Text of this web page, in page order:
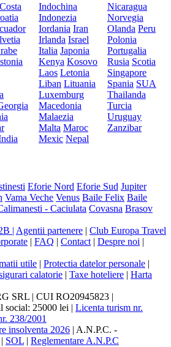
Costa
Indochina
Indonezia
Iordania Iran
Irlanda Israel
Italia Japonia
Kenya Kosovo
Laos Letonia
Liban Lituania
Luxemburg
Macedonia
Malaezia
Malta Maroc
Mexic Nepal
Nicaragua
Norvegia
Olanda Peru
Polonia
Portugalia
Rusia Scotia
Singapore
Spania SUA
Thailanda
Turcia
Uruguay
Zanzibar
Eforie Nord Eforie Sud Jupiter
Vama Veche Venus Baile Felix Baile
- Caciulata Covasna Brasov
| Agentii partenere | Club Europa Travel
| FAQ | Contact | Despre noi |
utile | Protectia datelor personale |
calatorie | Taxe hoteliere | Harta
SRL | CUI RO20945823 |
social: 25000 lei | Licenta turism nr.
238/2001
insolventa 2026 | A.N.P.C. -
SOL | Reglementare A.N.P.C